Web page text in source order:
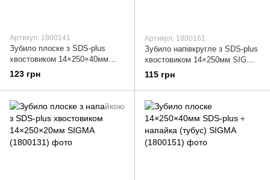
Артикул: 1800141
Зубило плоске з SDS-plus
хвостовиком 14×250×40мм
SIGMA (1800141)
123 грн
Артикул: 1800161
Зубило напівкругле з SDS-plus
хвостовиком 14×250мм SIGMA
(1800161)
115 грн